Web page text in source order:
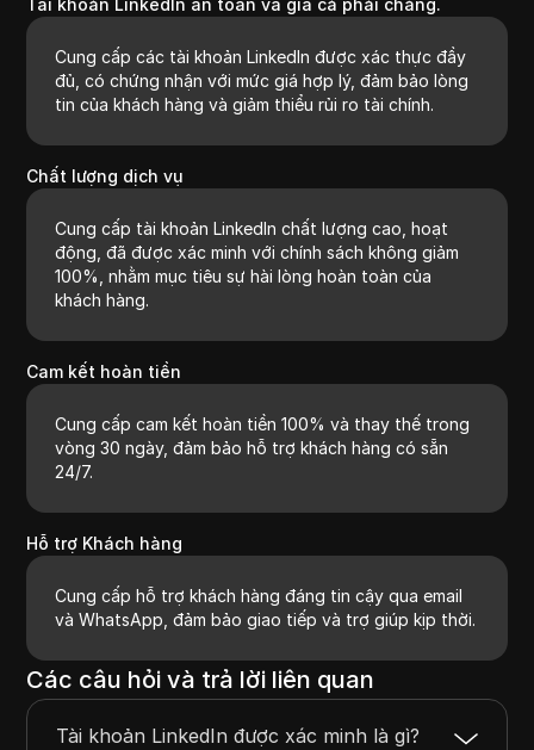
Cung cấp các tài khoản LinkedIn được xác thực đầy
đủ, có chứng nhận với mức giá hợp lý, đảm bảo lòng
tin của khách hàng và giảm thiểu rủi ro tài chính.
Chất lượng dịch vụ
Cung cấp tài khoản LinkedIn chất lượng cao, hoạt
động, đã được xác minh với chính sách không giảm
100%, nhằm mục tiêu sự hài lòng hoàn toàn của
khách hàng.
Cam kết hoàn tiền
Cung cấp cam kết hoàn tiền 100% và thay thế trong
vòng 30 ngày, đảm bảo hỗ trợ khách hàng có sẵn
24/7.
Hỗ trợ Khách hàng
Cung cấp hỗ trợ khách hàng đáng tin cậy qua email
và WhatsApp, đảm bảo giao tiếp và trợ giúp kịp thời.
Các câu hỏi và trả lời liên quan
Tài khoản LinkedIn được xác minh là gì?